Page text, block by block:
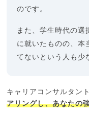
のです。
また、学生時代の選
に就いたものの、本
てないという人も少
キャリアコンサルタント
アリングし、あなたの